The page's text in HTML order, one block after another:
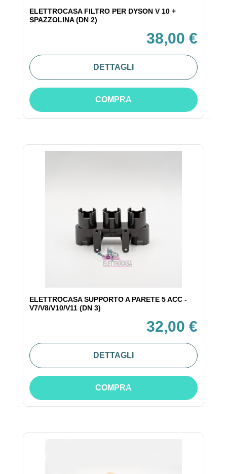
ELETTROCASA FILTRO PER DYSON V 10 +
SPAZZOLINA (DN 2)
38,00 €
DETTAGLI
COMPRA
ELETTROCASA SUPPORTO A PARETE 5 ACC -
V7/V8/V10/V11 (DN 3)
32,00 €
DETTAGLI
COMPRA